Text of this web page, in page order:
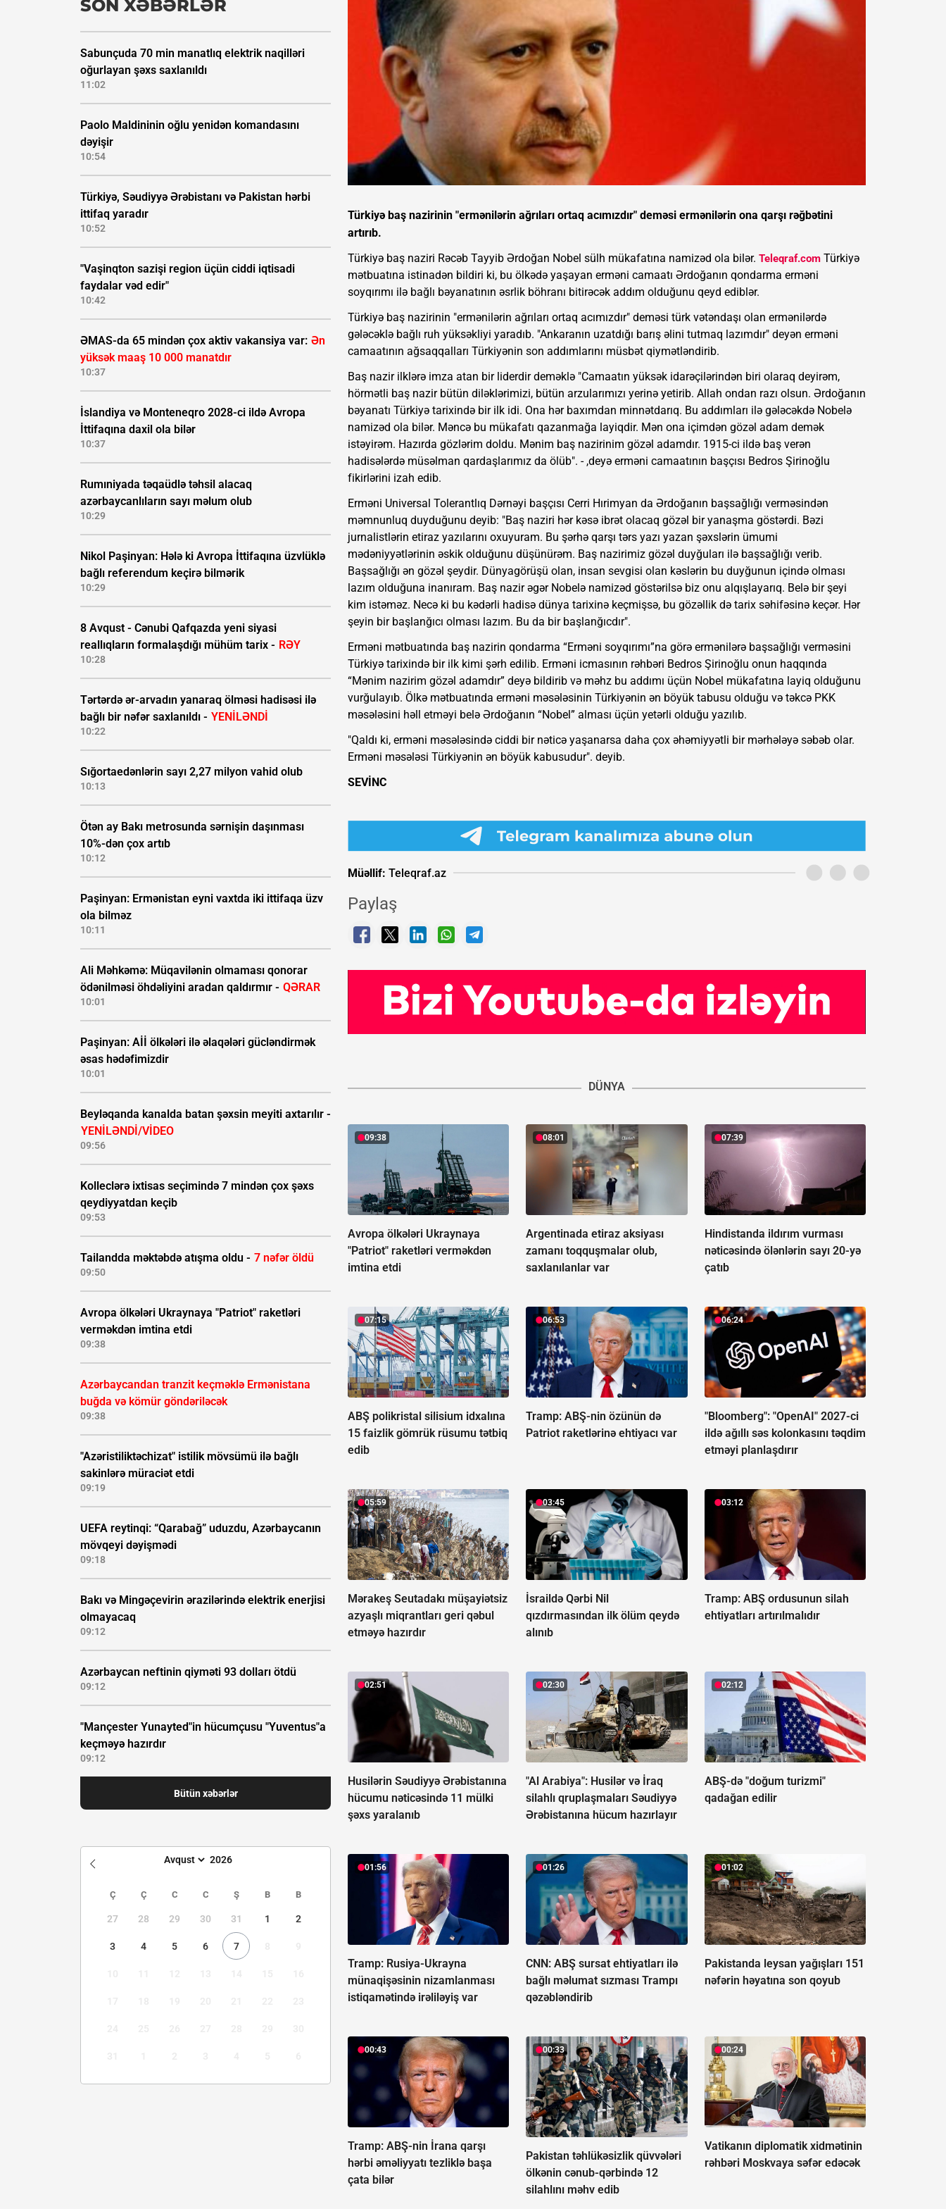
SON XƏBƏRLƏR
Sabunçuda 70 min manatlıq elektrik naqilləri
oğurlayan şəxs saxlanıldı
11:02
Paolo Maldininin oğlu yenidən komandasını
dəyişir
10:54
Türkiyə, Səudiyyə Ərəbistanı və Pakistan hərbi
ittifaq yaradır
10:52
"Vaşinqton sazişi region üçün ciddi iqtisadi
faydalar vəd edir"
10:42
ƏMAS-da 65 mindən çox aktiv vakansiya var: Ən
yüksək maaş 10 000 manatdır
10:37
İslandiya və Monteneqro 2028-ci ildə Avropa
İttifaqına daxil ola bilər
10:37
Rumıniyada təqaüdlə təhsil alacaq
azərbaycanlıların sayı məlum olub
10:29
Nikol Paşinyan: Hələ ki Avropa İttifaqına üzvlüklə
bağlı referendum keçirə bilmərik
10:29
8 Avqust - Cənubi Qafqazda yeni siyasi
reallıqların formalaşdığı mühüm tarix - RƏY
10:28
Tərtərdə ər-arvadın yanaraq ölməsi hadisəsi ilə
bağlı bir nəfər saxlanıldı - YENİLƏNDİ
10:22
Sığortaedənlərin sayı 2,27 milyon vahid olub
10:13
Ötən ay Bakı metrosunda sərnişin daşınması
10%-dən çox artıb
10:12
Paşinyan: Ermənistan eyni vaxtda iki ittifaqa üzv
ola bilməz
10:11
Ali Məhkəmə: Müqavilənin olmaması qonorar
ödənilməsi öhdəliyini aradan qaldırmır - QƏRAR
10:01
Paşinyan: Aİİ ölkələri ilə əlaqələri gücləndirmək
əsas hədəfimizdir
10:01
Beyləqanda kanalda batan şəxsin meyiti axtarılır -
YENİLƏNDİ/VİDEO
09:56
Kolleclərə ixtisas seçimində 7 mindən çox şəxs
qeydiyyatdan keçib
09:53
Tailandda məktəbdə atışma oldu - 7 nəfər öldü
09:50
Avropa ölkələri Ukraynaya "Patriot" raketləri
verməkdən imtina etdi
09:38
Azərbaycandan tranzit keçməklə Ermənistana
buğda və kömür göndəriləcək
09:38
"Azəristiliktəchizat" istilik mövsümü ilə bağlı
sakinlərə müraciət etdi
09:19
UEFA reytinqi: “Qarabağ” uduzdu, Azərbaycanın
mövqeyi dəyişmədi
09:18
Bakı və Mingəçevirin ərazilərində elektrik enerjisi
olmayacaq
09:12
Azərbaycan neftinin qiyməti 93 dolları ötdü
09:12
"Mançester Yunayted"in hücumçusu "Yuventus"a
keçməyə hazırdır
09:12
Bütün xəbərlər
Ç Ç C C Ş B B
27 28 29 30 31 1 2
3 4 5 6 7
Türkiyə baş nazirinin "ermənilərin ağrıları ortaq acımızdır" deməsi ermənilərin ona qarşı rəğbətini
artırıb.
Türkiyə baş naziri Rəcəb Tayyib Ərdoğan Nobel sülh mükafatına namizəd ola bilər. Teleqraf.com Türkiyə
mətbuatına istinadən bildiri ki, bu ölkədə yaşayan erməni camaatı Ərdoğanın qondarma erməni
soyqırımı ilə bağlı bəyanatının əsrlik böhranı bitirəcək addım olduğunu qeyd ediblər.
Türkiyə baş nazirinin "ermənilərin ağrıları ortaq acımızdır" deməsi türk vətəndaşı olan ermənilərdə
gələcəklə bağlı ruh yüksəkliyi yaradıb. "Ankaranın uzatdığı barış əlini tutmaq lazımdır" deyən erməni
camaatının ağsaqqalları Türkiyənin son addımlarını müsbət qiymətləndirib.
Baş nazir ilklərə imza atan bir liderdir deməklə "Camaatın yüksək idarəçilərindən biri olaraq deyirəm,
hörmətli baş nazir bütün diləklərimizi, bütün arzularımızı yerinə yetirib. Allah ondan razı olsun. Ərdoğanın
bəyanatı Türkiyə tarixində bir ilk idi. Ona hər baxımdan minnətdarıq. Bu addımları ilə gələcəkdə Nobelə
namizəd ola bilər. Məncə bu mükafatı qazanmağa layiqdir. Mən ona içimdən gözəl adam demək
istəyirəm. Hazırda gözlərim doldu. Mənim baş nazirinim gözəl adamdır. 1915-ci ildə baş verən
hadisələrdə müsəlman qardaşlarımız da ölüb". - ,deyə erməni camaatının başçısı Bedros Şirinoğlu
fikirlərini izah edib.
Erməni Universal Tolerantlıq Dərnəyi başçısı Cerri Hırimyan da Ərdoğanın başsağlığı verməsindən
məmnunluq duyduğunu deyib: "Baş naziri hər kəsə ibrət olacaq gözəl bir yanaşma göstərdi. Bəzi
jurnalistlərin etiraz yazılarını oxuyuram. Bu şərhə qarşı tərs yazı yazan şəxslərin ümumi
mədəniyyətlərinin əskik olduğunu düşünürəm. Baş nazirimiz gözəl duyğuları ilə başsağlığı verib.
Başsağlığı ən gözəl şeydir. Dünyagörüşü olan, insan sevgisi olan kəslərin bu duyğunun içində olması
lazım olduğuna inanıram. Baş nazir əgər Nobelə namizəd göstərilsə biz onu alqışlayarıq. Belə bir şeyi
kim istəməz. Necə ki bu kədərli hadisə dünya tarixinə keçmişsə, bu gözəllik də tarix səhifəsinə keçər. Hər
şeyin bir başlanğıcı olması lazım. Bu da bir başlanğıcdır".
Erməni mətbuatında baş nazirin qondarma “Erməni soyqırımı”na görə ermənilərə başsağlığı verməsini
Türkiyə tarixində bir ilk kimi şərh edilib. Erməni icmasının rəhbəri Bedros Şirinoğlu onun haqqında
“Mənim nazirim gözəl adamdır” deyə bildirib və məhz bu addımı üçün Nobel mükafatına layiq olduğunu
vurğulayıb. Ölkə mətbuatında erməni məsələsinin Türkiyənin ən böyük tabusu olduğu və təkcə PKK
məsələsini həll etməyi belə Ərdoğanın “Nobel” alması üçün yetərli olduğu yazılıb.
"Qaldı ki, erməni məsələsində ciddi bir nəticə yaşanarsa daha çox əhəmiyyətli bir mərhələyə səbəb olar.
Erməni məsələsi Türkiyənin ən böyük kabusudur". deyib.
SEVİNC
Müəllif: Teleqraf.az
Paylaş
DÜNYA
09:38
Avropa ölkələri Ukraynaya
"Patriot" raketləri verməkdən
imtina etdi
08:01
Argentinada etiraz aksiyası
zamanı toqquşmalar olub,
saxlanılanlar var
07:39
Hindistanda ildırım vurması
nəticəsində ölənlərin sayı 20-yə
çatıb
07:15
ABŞ polikristal silisium idxalına
15 faizlik gömrük rüsumu tətbiq
edib
06:53
Tramp: ABŞ-nin özünün də
Patriot raketlərinə ehtiyacı var
06:24
"Bloomberg": "OpenAI" 2027-ci
ildə ağıllı səs kolonkasını təqdim
etməyi planlaşdırır
05:59
Mərakeş Seutadakı müşayiətsiz
azyaşlı miqrantları geri qəbul
etməyə hazırdır
03:45
İsraildə Qərbi Nil
qızdırmasından ilk ölüm qeydə
alınıb
03:12
Tramp: ABŞ ordusunun silah
ehtiyatları artırılmalıdır
02:51
Husilərin Səudiyyə Ərəbistanına
hücumu nəticəsində 11 mülki
şəxs yaralanıb
02:30
"Al Arabiya": Husilər və İraq
silahlı qruplaşmaları Səudiyyə
Ərəbistanına hücum hazırlayır
02:12
ABŞ-də "doğum turizmi"
qadağan edilir
01:56
Tramp: Rusiya-Ukrayna
münaqişəsinin nizamlanması
istiqamətində irəliləyiş var
01:26
CNN: ABŞ sursat ehtiyatları ilə
bağlı məlumat sızması Trampı
qəzəbləndirib
01:02
Pakistanda leysan yağışları 151
nəfərin həyatına son qoyub
00:43
Tramp: ABŞ-nin İrana qarşı
hərbi əməliyyatı tezliklə başa
çata bilər
00:33
Pakistan təhlükəsizlik qüvvələri
ölkənin cənub-qərbində 12
silahlını məhv edib
00:24
Vatikanın diplomatik xidmətinin
rəhbəri Moskvaya səfər edəcək